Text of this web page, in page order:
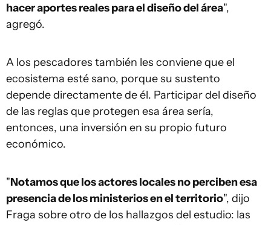
hacer aportes reales para el diseño del área",
agregó.
A los pescadores también les conviene que el
ecosistema esté sano, porque su sustento
depende directamente de él. Participar del diseño
de las reglas que protegen esa área sería,
entonces, una inversión en su propio futuro
económico.
"Notamos que los actores locales no perciben esa
presencia de los ministerios en el territorio", dijo
Fraga sobre otro de los hallazgos del estudio: las